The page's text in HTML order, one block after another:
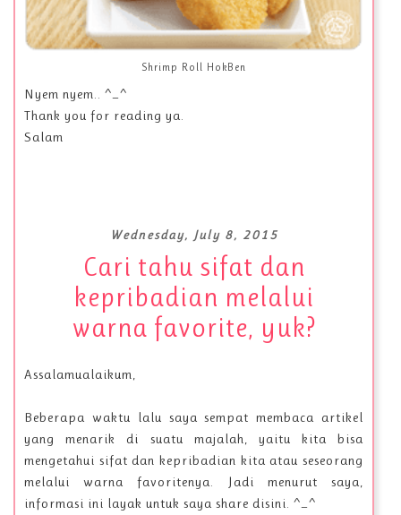
Shrimp Roll HokBen
Nyem nyem.. ^_^
Thank you for reading ya.
Salam
Wednesday, July 8, 2015
Cari tahu sifat dan
kepribadian melalui
warna favorite, yuk?
Assalamualaikum,
Beberapa waktu lalu saya sempat membaca artikel
yang menarik di suatu majalah, yaitu kita bisa
mengetahui sifat dan kepribadian kita atau seseorang
melalui warna favoritenya. Jadi menurut saya,
informasi ini layak untuk saya share disini. ^_^